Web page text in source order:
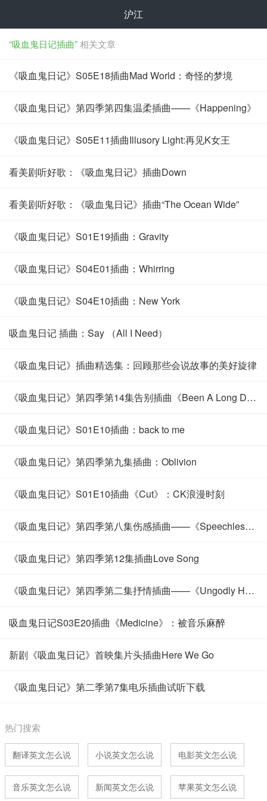
沪江
“吸血鬼日记插曲”相关文章
《吸血鬼日记》S05E18插曲Mad World：奇怪的梦境
《吸血鬼日记》第四季第四集温柔插曲——《Happening》
《吸血鬼日记》S05E11插曲Illusory Light:再见K女王
看美剧听好歌：《吸血鬼日记》插曲Down
看美剧听好歌：《吸血鬼日记》插曲“The Ocean Wide”
《吸血鬼日记》S01E19插曲：Gravity
《吸血鬼日记》S04E01插曲：Whirring
《吸血鬼日记》S04E10插曲：New York
吸血鬼日记 插曲：Say （All I Need）
《吸血鬼日记》插曲精选集：回顾那些会说故事的美好旋律
《吸血鬼日记》第四季第14集告别插曲《Been A Long Day 》
《吸血鬼日记》S01E10插曲：back to me
《吸血鬼日记》第四季第九集插曲：Oblivion
《吸血鬼日记》S01E10插曲《Cut》：CK浪漫时刻
《吸血鬼日记》第四季第八集伤感插曲——《Speechless》
《吸血鬼日记》第四季第12集插曲Love Song
《吸血鬼日记》第四季第二集抒情插曲——《Ungodly Hour》
吸血鬼日记S03E20插曲《Medicine》：被音乐麻醉
新剧《吸血鬼日记》首映集片头插曲Here We Go
《吸血鬼日记》第二季第7集电乐插曲试听下载
热门搜索
翻译英文怎么说 小说英文怎么说 电影英文怎么说
音乐英文怎么说 新闻英文怎么说 苹果英文怎么说